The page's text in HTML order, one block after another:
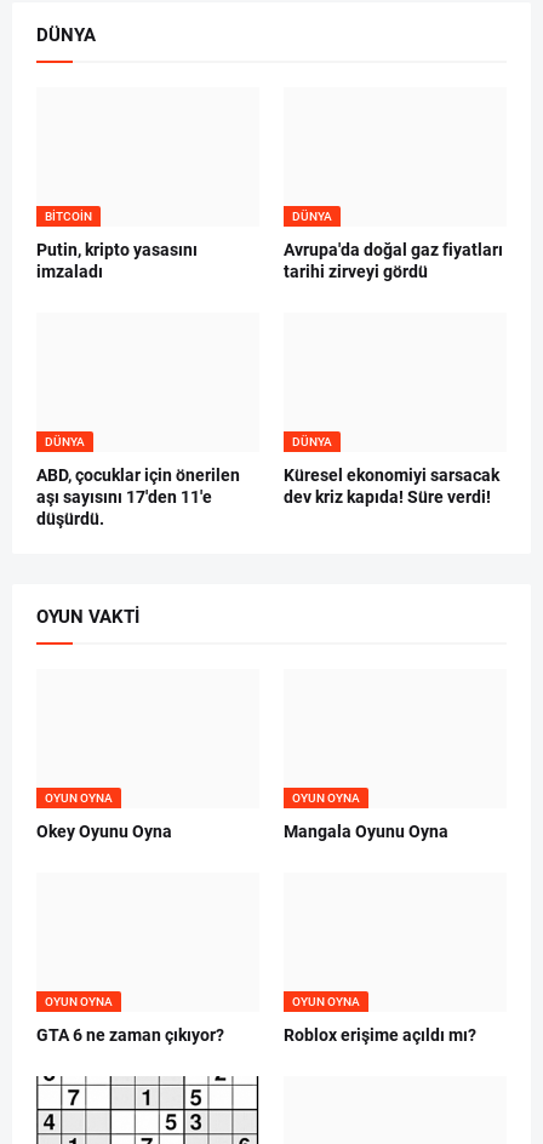
DÜNYA
BITCOIN
Putin, kripto yasasını
imzaladı
DÜNYA
Avrupa'da doğal gaz fiyatları
tarihi zirveyi gördü
DÜNYA
ABD, çocuklar için önerilen
aşı sayısını 17'den 11'e
düşürdü.
DÜNYA
Küresel ekonomiyi sarsacak
dev kriz kapıda! Süre verdi!
OYUN VAKTI
OYUN OYNA
Okey Oyunu Oyna
OYUN OYNA
Mangala Oyunu Oyna
OYUN OYNA
GTA 6 ne zaman çıkıyor?
OYUN OYNA
Roblox erişime açıldı mı?